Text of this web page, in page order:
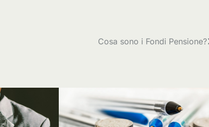
Cosa sono i Fondi Pensione?